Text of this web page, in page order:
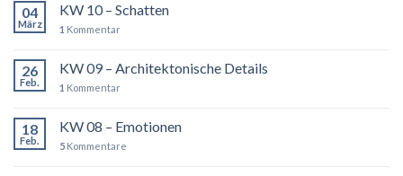
04
März
KW 10 – Schatten
1 Kommentar
26
Feb.
KW 09 – Architektonische Details
1 Kommentar
18
Feb.
KW 08 – Emotionen
5 Kommentare